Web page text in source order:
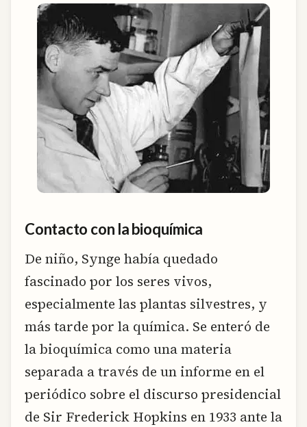
Contacto con la bioquímica
De niño, Synge había quedado
fascinado por los seres vivos,
especialmente las plantas silvestres, y
más tarde por la química. Se enteró de
la bioquímica como una materia
separada a través de un informe en el
periódico sobre el discurso presidencial
de Sir Frederick Hopkins en 1933 ante la